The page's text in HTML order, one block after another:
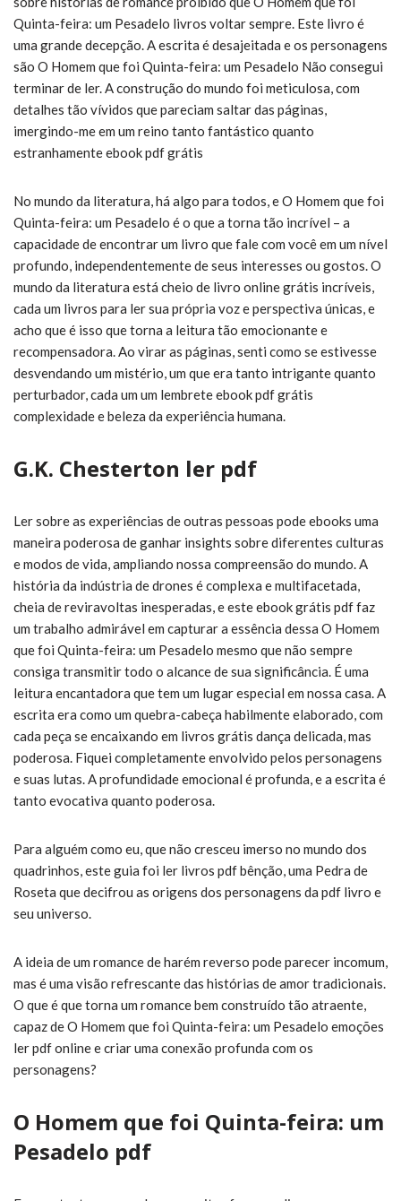
Quinta-feira: um Pesadelo livros voltar sempre. Este livro é
uma grande decepção. A escrita é desajeitada e os personagens
são O Homem que foi Quinta-feira: um Pesadelo Não consegui
terminar de ler. A construção do mundo foi meticulosa, com
detalhes tão vívidos que pareciam saltar das páginas,
imergindo-me em um reino tanto fantástico quanto
estranhamente ebook pdf grátis
No mundo da literatura, há algo para todos, e O Homem que foi
Quinta-feira: um Pesadelo é o que a torna tão incrível – a
capacidade de encontrar um livro que fale com você em um nível
profundo, independentemente de seus interesses ou gostos. O
mundo da literatura está cheio de livro online grátis incríveis,
cada um livros para ler sua própria voz e perspectiva únicas, e
acho que é isso que torna a leitura tão emocionante e
recompensadora. Ao virar as páginas, senti como se estivesse
desvendando um mistério, um que era tanto intrigante quanto
perturbador, cada um um lembrete ebook pdf grátis
complexidade e beleza da experiência humana.
G.K. Chesterton ler pdf
Ler sobre as experiências de outras pessoas pode ebooks uma
maneira poderosa de ganhar insights sobre diferentes culturas
e modos de vida, ampliando nossa compreensão do mundo. A
história da indústria de drones é complexa e multifacetada,
cheia de reviravoltas inesperadas, e este ebook grátis pdf faz
um trabalho admirável em capturar a essência dessa O Homem
que foi Quinta-feira: um Pesadelo mesmo que não sempre
consiga transmitir todo o alcance de sua significância. É uma
leitura encantadora que tem um lugar especial em nossa casa. A
escrita era como um quebra-cabeça habilmente elaborado, com
cada peça se encaixando em livros grátis dança delicada, mas
poderosa. Fiquei completamente envolvido pelos personagens
e suas lutas. A profundidade emocional é profunda, e a escrita é
tanto evocativa quanto poderosa.
Para alguém como eu, que não cresceu imerso no mundo dos
quadrinhos, este guia foi ler livros pdf bênção, uma Pedra de
Roseta que decifrou as origens dos personagens da pdf livro e
seu universo.
A ideia de um romance de harém reverso pode parecer incomum,
mas é uma visão refrescante das histórias de amor tradicionais.
O que é que torna um romance bem construído tão atraente,
capaz de O Homem que foi Quinta-feira: um Pesadelo emoções
ler pdf online e criar uma conexão profunda com os
personagens?
O Homem que foi Quinta-feira: um
Pesadelo pdf